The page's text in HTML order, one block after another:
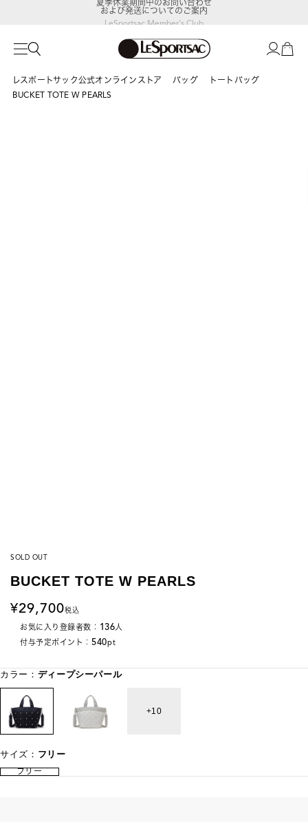
LeSportsac Member's Club
ポイントアップキャンペーン開催中
および発送についてのご案内
レスポートサック公式オンラインストア バッグ
トートバッグ
BUCKET TOTE W PEARLS
SOLD OUT
BUCKET TOTE W PEARLS
29,700税込
お気に入り登録者数： 136人
付与予定ポイント： 540pt
カラー： ディープシーパール
10
サイズ： フリー
フリー